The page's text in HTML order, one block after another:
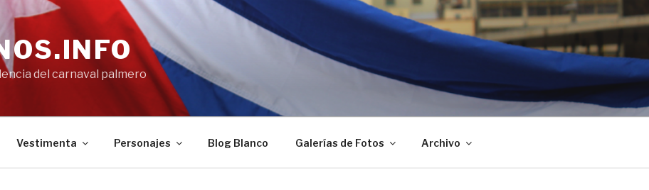
del carnaval palmero
Vestimenta Personajes Blog Blanco Galerías de Fotos Archivo